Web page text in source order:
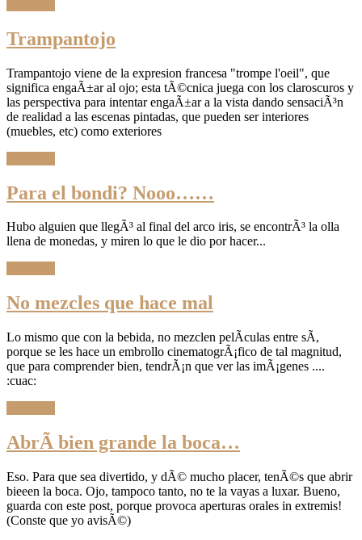
Trampantojo
Trampantojo viene de la expresion francesa "trompe l'oeil", que
significa engaÃ±ar al ojo; esta tÃ©cnica juega con los claroscuros y
las perspectiva para intentar engaÃ±ar a la vista dando sensaciÃ³n
de realidad a las escenas pintadas, que pueden ser interiores
(muebles, etc) como exteriores
Para el bondi? Nooo……
Hubo alguien que llegÃ³ al final del arco iris, se encontrÃ³ la olla
llena de monedas, y miren lo que le dio por hacer...
No mezcles que hace mal
Lo mismo que con la bebida, no mezclen pelÃ­culas entre sÃ­,
porque se les hace un embrollo cinematogrÃ¡fico de tal magnitud,
que para comprender bien, tendrÃ¡n que ver las imÃ¡genes ....
:cuac:
AbrÃ­ bien grande la boca…
Eso. Para que sea divertido, y dÃ© mucho placer, tenÃ©s que abrir
bieeen la boca. Ojo, tampoco tanto, no te la vayas a luxar. Bueno,
guarda con este post, porque provoca aperturas orales in extremis!
(Conste que yo avisÃ©)